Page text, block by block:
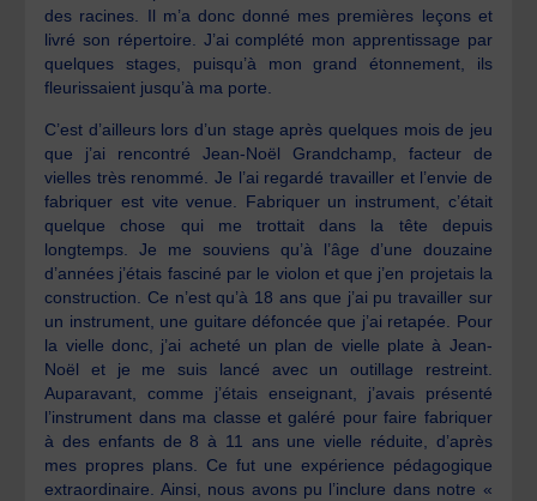
des racines. Il m’a donc donné mes premières leçons et
livré son répertoire. J’ai complété mon apprentissage par
quelques stages, puisqu’à mon grand étonnement, ils
fleurissaient jusqu’à ma porte.
C’est d’ailleurs lors d’un stage après quelques mois de jeu
que j’ai rencontré Jean-Noël Grandchamp, facteur de
vielles très renommé. Je l’ai regardé travailler et l’envie de
fabriquer est vite venue. Fabriquer un instrument, c’était
quelque chose qui me trottait dans la tête depuis
longtemps. Je me souviens qu’à l’âge d’une douzaine
d’années j’étais fasciné par le violon et que j’en projetais la
construction. Ce n’est qu’à 18 ans que j’ai pu travailler sur
un instrument, une guitare défoncée que j’ai retapée. Pour
la vielle donc, j’ai acheté un plan de vielle plate à Jean-
Noël et je me suis lancé avec un outillage restreint.
Auparavant, comme j’étais enseignant, j’avais présenté
l’instrument dans ma classe et galéré pour faire fabriquer
à des enfants de 8 à 11 ans une vielle réduite, d’après
mes propres plans. Ce fut une expérience pédagogique
extraordinaire. Ainsi, nous avons pu l’inclure dans notre «